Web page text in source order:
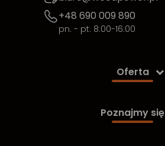
+48 690 009 890
pn. - pt. 8:00-16:00
Oferta 
Poznajmy się